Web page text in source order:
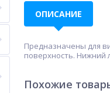
ОПИСАНИЕ
Предназначены для
поверхность. Нижний
Похожие